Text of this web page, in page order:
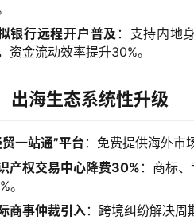
银行远程开户普及 ：支持内地
资金流动效率提升30%。
出海生态系统性升级
贸一站通”平台 ：免费提供海外市
产权交易中心降费30% ：商标
。
商事仲裁引入：跨境纠纷解决周